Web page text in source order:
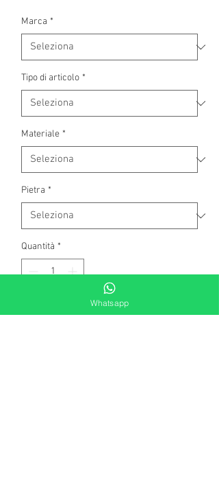
Marca *
Tipo di articolo *
Materiale *
Pietra *
Quantità *
Aggiungi al carrello
Whatsapp